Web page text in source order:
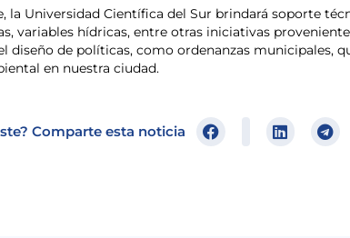
la Universidad Científica del Sur brindará soporte
variables hídricas, entre otras iniciativas
diseño de políticas, como ordenanzas municipales,
en nuestra ciudad.
Comparte esta noticia